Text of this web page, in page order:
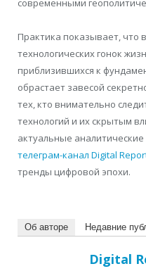
современными
Практика показывает, что
технологических гонок
приблизившихся к
обрастает завесой
тех, кто внимательно
технологий и их скрытым
актуальные
телеграм-канал Digital
тренды цифровой эпохи.
Об авторе Недавние
Digital